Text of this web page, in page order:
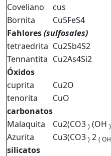
Coveliano
cus
Bornita
Cu5FeS4
Fahlores(sulfosales)
tetraedrita Cu2Sb4S2
Tennantita Cu2As4Si2
Óxidos
cuprita
Cu2O
tenorita
CuO
carbonatos
Malaquita
Cu2(CO3 ) (OH )
Azurita
Cu3(CO3 ) 2 ( OH
silicatos